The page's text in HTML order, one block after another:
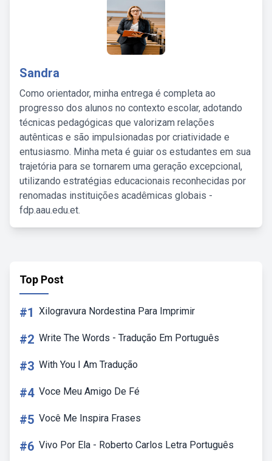
Sandra
Como orientador, minha entrega é completa ao
progresso dos alunos no contexto escolar, adotando
técnicas pedagógicas que valorizam relações
autênticas e são impulsionadas por criatividade e
entusiasmo. Minha meta é guiar os estudantes em sua
trajetória para se tornarem uma geração excepcional,
utilizando estratégias educacionais reconhecidas por
renomadas instituições acadêmicas globais -
fdp.aau.edu.et.
Top Post
#1 Xilogravura Nordestina Para Imprimir
#2 Write The Words - Tradução Em Português
#3 With You I Am Tradução
#4 Voce Meu Amigo De Fé
#5 Você Me Inspira Frases
#6 Vivo Por Ela - Roberto Carlos Letra Português